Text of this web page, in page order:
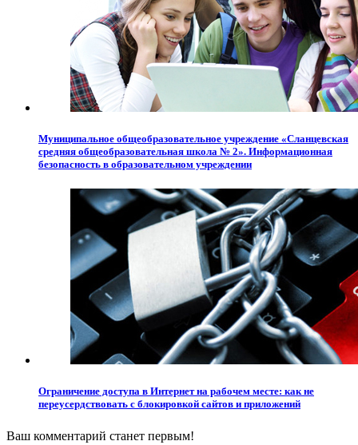
Муниципальное общеобразовательное учреждение «Сланцевская
средняя общеобразовательная школа № 2». Информационная
безопасность в образовательном учреждении
Ограничение доступа в Интернет на рабочем месте: как не
переусердствовать с блокировкой сайтов и приложений
Ваш комментарий станет первым!